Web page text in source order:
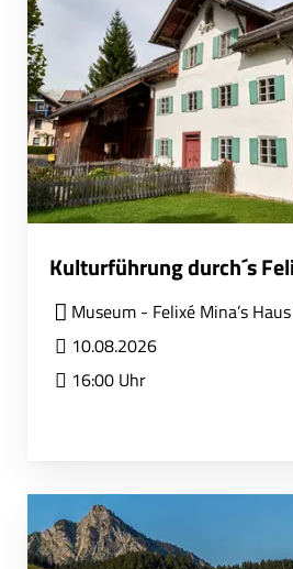
Kulturführung durch´s
Museum - Felixé Mina’s
10.08.2026
16:00 Uhr